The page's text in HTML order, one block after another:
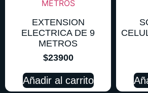
EXTENSION
ELECTRICA DE 9
METROS
$23900
Añadir al carrito